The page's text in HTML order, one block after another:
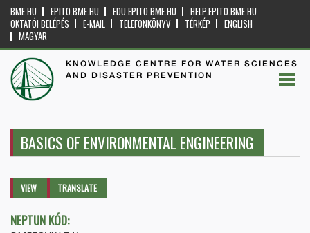
BME.HU EPITO.BME.HU EDU.EPITO.BME.HU
HELP.EPITO.BME.HU
OKTATÓI BELÉPÉS
E-MAIL TELEFONKÖNYV TÉRKÉP
ENGLISH
MAGYAR
KNOWLEDGE CENTRE FOR WATER SCIENCES
AND DISASTER PREVENTION
BASICS OF ENVIRONMENTAL ENGINEERING
Primary tabs
VIEW (ACTIVETRANSLATE
NEPTUN KÓD: